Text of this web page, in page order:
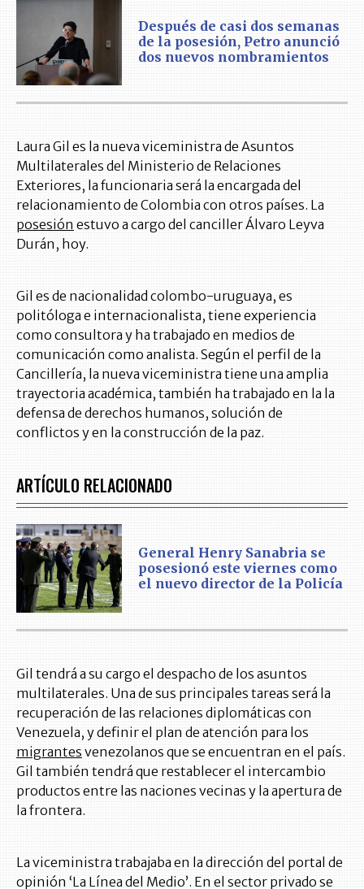
Después de casi dos semanas
de la posesión, Petro anunció
dos nuevos nombramientos
Laura Gil es la nueva viceministra de Asuntos
Multilaterales del Ministerio de Relaciones
Exteriores, la funcionaria será la encargada del
relacionamiento de Colombia con otros países. La
posesión estuvo a cargo del canciller Álvaro Leyva
Durán, hoy.
Gil es de nacionalidad colombo-uruguaya, es
politóloga e internacionalista, tiene experiencia
como consultora y ha trabajado en medios de
comunicación como analista. Según el perfil de la
Cancillería, la nueva viceministra tiene una amplia
trayectoria académica, también ha trabajado en la la
defensa de derechos humanos, solución de
conflictos y en la construcción de la paz.
ARTÍCULO RELACIONADO
General Henry Sanabria se
posesionó este viernes como
el nuevo director de la Policía
Gil tendrá a su cargo el despacho de los asuntos
multilaterales. Una de sus principales tareas será la
recuperación de las relaciones diplomáticas con
Venezuela, y definir el plan de atención para los
migrantes venezolanos que se encuentran en el país.
Gil también tendrá que restablecer el intercambio
productos entre las naciones vecinas y la apertura de
la frontera.
La viceministra trabajaba en la dirección del portal de
opinión ‘La Línea del Medio’. En el sector privado se